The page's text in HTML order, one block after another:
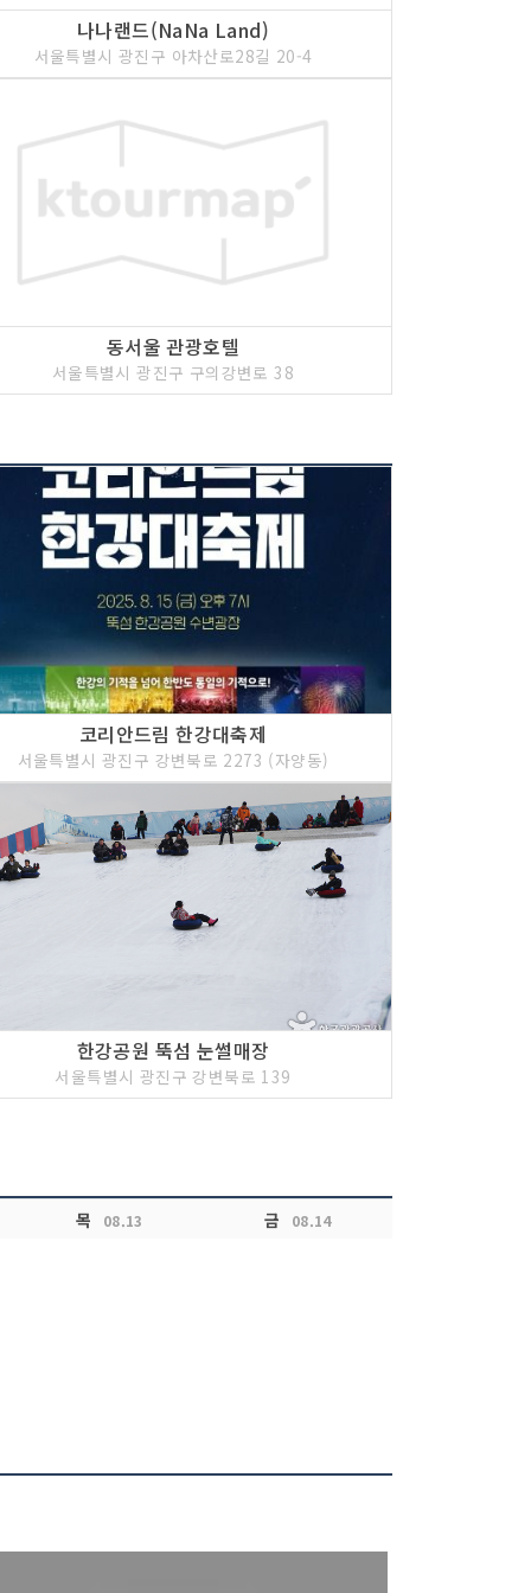
나나랜드(NaNa Land)
서울특별시 광진구 아차산로28길 20-4
동서울 관광호텔
서울특별시 광진구 구의강변로 38
코리안드림 한강대축제
서울특별시 광진구 강변북로 2273 (자양동)
한강공원 뚝섬 눈썰매장
서울특별시 광진구 강변북로 139
목 08.13 금 08.14